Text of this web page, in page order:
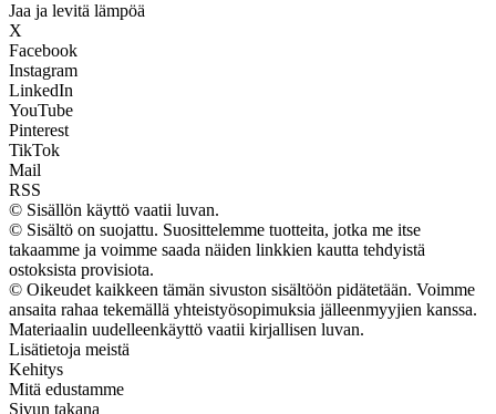
Jaa ja levitä lämpöä
X
Facebook
Instagram
LinkedIn
YouTube
Pinterest
TikTok
Mail
RSS
© Sisällön käyttö vaatii luvan.
© Sisältö on suojattu. Suosittelemme tuotteita, jotka me itse
takaamme ja voimme saada näiden linkkien kautta tehdyistä
ostoksista provisiota.
© Oikeudet kaikkeen tämän sivuston sisältöön pidätetään. Voimme
ansaita rahaa tekemällä yhteistyösopimuksia jälleenmyyjien kanssa.
Materiaalin uudelleenkäyttö vaatii kirjallisen luvan.
Lisätietoja meistä
Kehitys
Mitä edustamme
Sivun takana